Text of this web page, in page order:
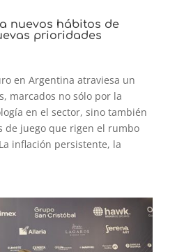
nuevos hábitos de
prioridades
en Argentina atraviesa un
marcados no sólo por la
en el sector, sino también
de juego que rigen el rumbo
inflación persistente, la